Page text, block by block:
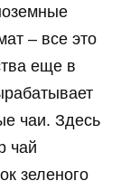
– все это
еще в
чаи. Здесь
чай
зеленого